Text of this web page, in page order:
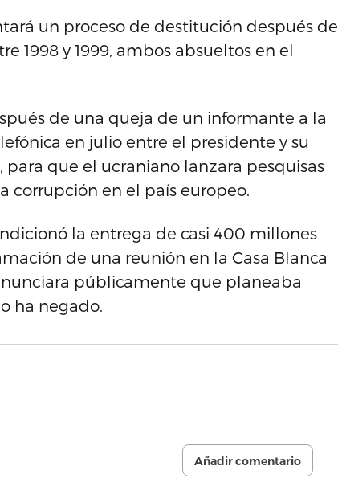
un proceso de destitución después de
1998 y 1999, ambos absueltos en el
de una queja de un informante a la
en julio entre el presidente y su
que el ucraniano lanzara pesquisas
corrupción en el país europeo.
la entrega de casi 400 millones
de una reunión en la Casa Blanca
públicamente que planeaba
ha negado.
Añadir comentario